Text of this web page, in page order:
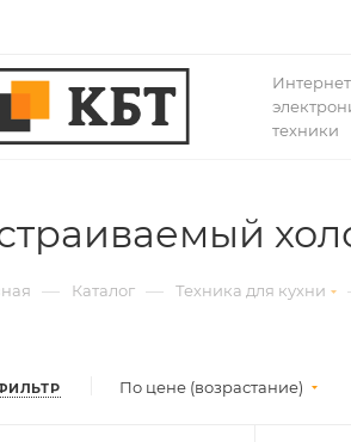
техники
— Каталог — Техника для кухни
По цене (возрастание)